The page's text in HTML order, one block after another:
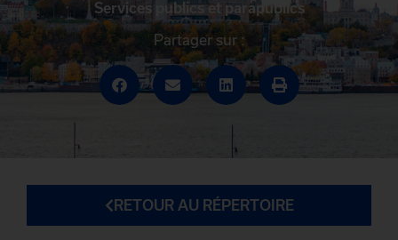
Services publics et parapublics
Partager sur :
RETOUR AU RÉPERTOIRE